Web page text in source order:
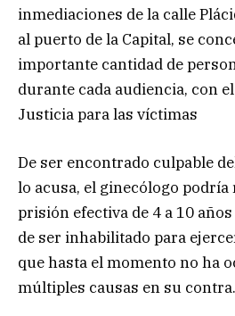
inmediaciones de la calle
al puerto de la Capital, se
importante cantidad de
durante cada audiencia, con
Justicia para las víctimas
De ser encontrado culpable
lo acusa, el ginecólogo
prisión efectiva de 4 a 10
de ser inhabilitado para
que hasta el momento no ha
múltiples causas en su contra.